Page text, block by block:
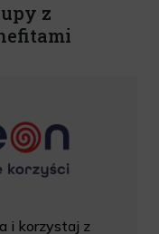
z
i korzystaj z